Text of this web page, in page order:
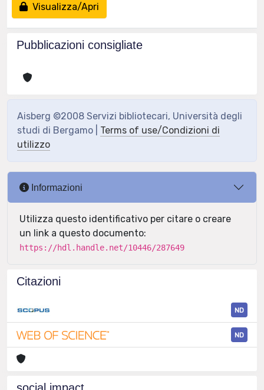
Visualizza/Apri
Pubblicazioni consigliate
Aisberg ©2008 Servizi bibliotecari, Università degli
studi di Bergamo | Terms of use/Condizioni di
utilizzo
Informazioni
Utilizza questo identificativo per citare o creare
un link a questo documento:
https://hdl.handle.net/10446/287649
Citazioni
ND
ND